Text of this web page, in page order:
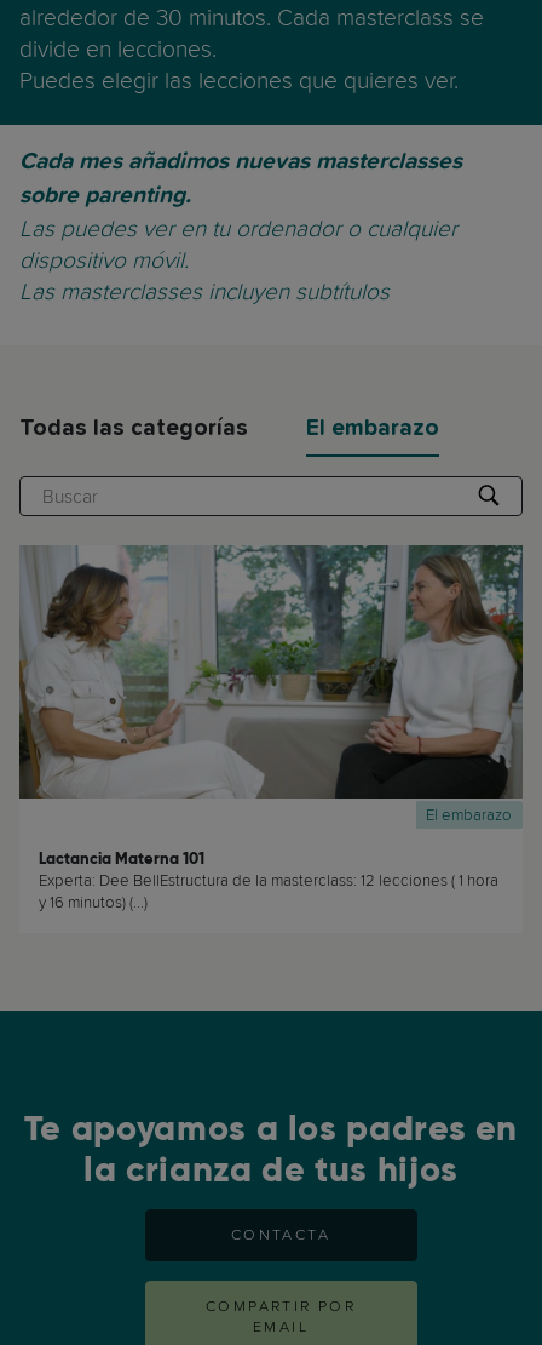
alrededor de 30 minutos. Cada masterclass se
divide en lecciones.
Puedes elegir las lecciones que quieres ver.
Cada mes añadimos nuevas masterclasses
sobre parenting.
Las puedes ver en tu ordenador o cualquier
dispositivo móvil.
Las masterclasses incluyen subtítulos
Todas las categorías El embarazo
Buscar
El embarazo
Lactancia Materna 101
Experta: Dee BellEstructura de la masterclass: 12 lecciones ( 1 hora
y 16 minutos) (...)
Te apoyamos a los padres en
la crianza de tus hijos
CONTACTA
COMPARTIR POR
EMAIL